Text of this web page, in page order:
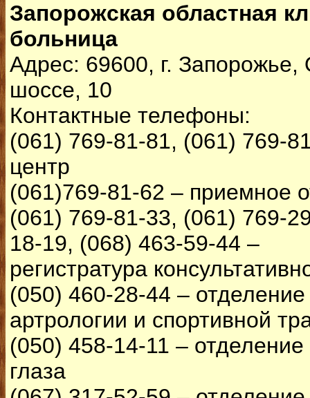
Запорожская областная
больница
Адрес: 69600, г. Запорожье,
шоссе, 10
Контактные телефоны:
(061) 769-81-81, (061) 769-
центр
(061)769-81-62 – приемное
(061) 769-81-33, (061) 769-
18-19, (068) 463-59-44 –
регистратура
(050) 460-28-44 –
артрологии и спортивной
(050) 458-14-11 – отделение
глаза